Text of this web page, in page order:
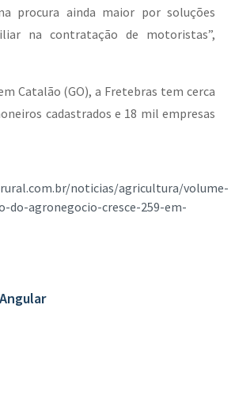
procura ainda maior por soluções
na contratação de motoristas”,
Catalão (GO), a Fretebras tem cerca
cadastrados e 18 mil empresas
noticias/agricultura/volume-
do-agronegocio-cresce-259-em-
Angular